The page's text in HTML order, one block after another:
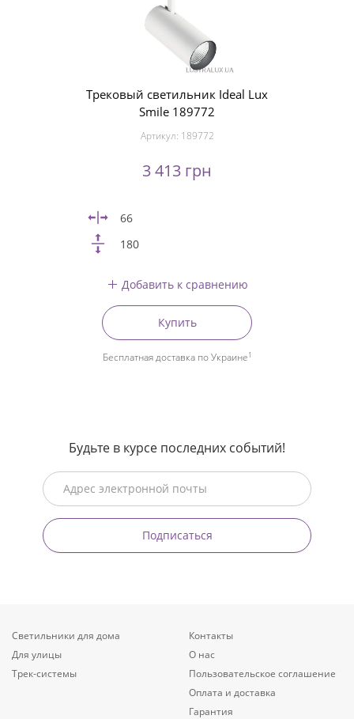
Трековый светильник Ideal Lux
Smile 189772
Артикул: 189772
3 413 грн
66
180
Добавить к сравнению
Купить
Бесплатная доставка по Украине1
Будьте в курсе последних событий!
Подписаться
Светильники для дома
Для улицы
Трек-системы
Контакты
О нас
Пользовательское соглашение
Оплата и доставка
Гарантия